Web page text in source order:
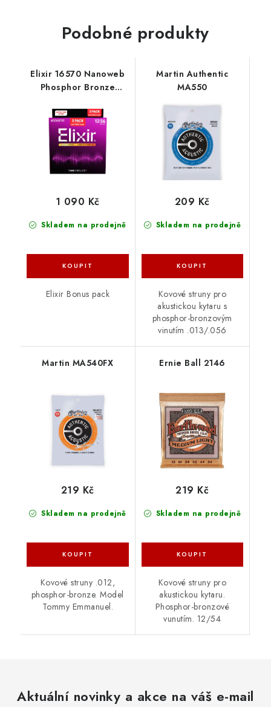
Podobné produkty
Elixir 16570 Nanoweb
Phosphor Bronze
Skladem na prodejně
1 090 Kč
Elixir Bonus pack
Martin Authentic
MA550
Skladem na prodejně
209 Kč
Kovové struny pro
akustickou kytaru s
phosphor-bronzovým
vinutím .013/.056
Martin MA540FX
Skladem na prodejně
219 Kč
Kovové struny .012,
phosphor-bronze. Model
Tommy Emmanuel.
Ernie Ball 2146
Skladem na prodejně
219 Kč
Kovové struny pro
akustickou kytaru.
Phosphor-bronzové
vunutím. 12/54
Aktuální novinky a akce na váš e-mail